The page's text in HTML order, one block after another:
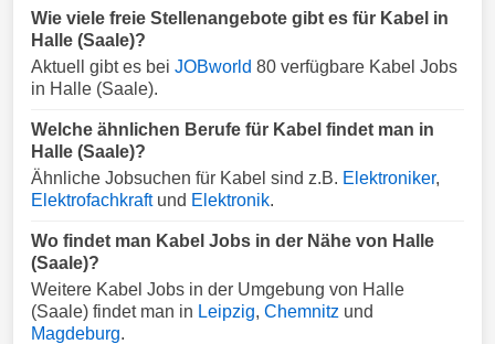
Wie viele freie Stellenangebote gibt es für Kabel in
Halle (Saale)?
Aktuell gibt es bei JOBworld 80 verfügbare Kabel Jobs
in Halle (Saale).
Welche ähnlichen Berufe für Kabel findet man in
Halle (Saale)?
Ähnliche Jobsuchen für Kabel sind z.B. Elektroniker,
Elektrofachkraftund Elektronik.
Wo findet man Kabel Jobs in der Nähe von Halle
(Saale)?
Weitere Kabel Jobs in der Umgebung von Halle
(Saale) findet man in Leipzig, Chemnitz und
Magdeburg.